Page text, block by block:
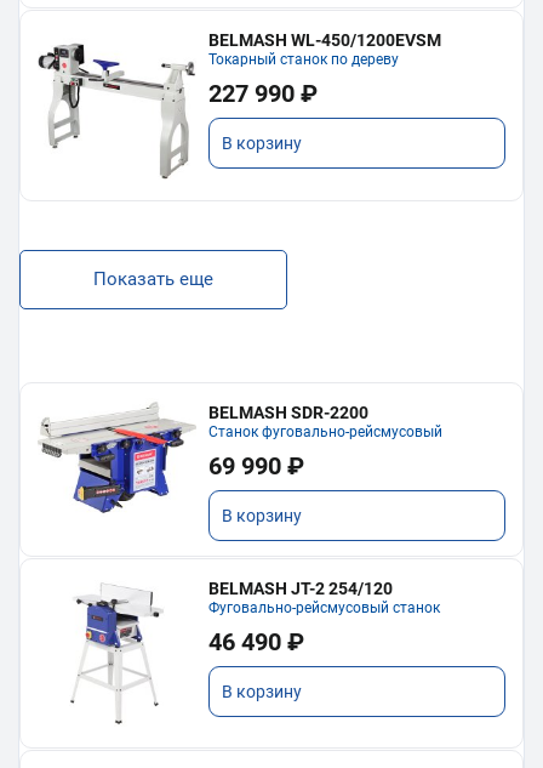
BELMASH WL-450/1200EVSM
Токарный станок по дереву
227 990 ₽
В корзину
Показать еще
BELMASH SDR-2200
Станок фуговально-рейсмусовый
69 990 ₽
В корзину
BELMASH JT-2 254/120
Фуговально-рейсмусовый станок
46 490 ₽
В корзину